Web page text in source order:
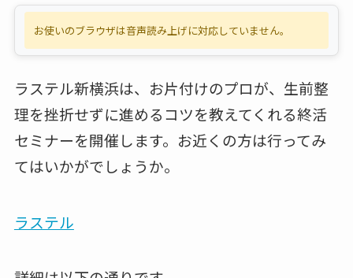
お使いのブラウザは音声読み上げに対応していません。
ラステル新横浜は、お片付けのプロが、生前整
理を挫折せずに進めるコツを教えてくれる終活
セミナーを開催します。お近くの方は行ってみ
てはいかがでしょうか。
ラステル